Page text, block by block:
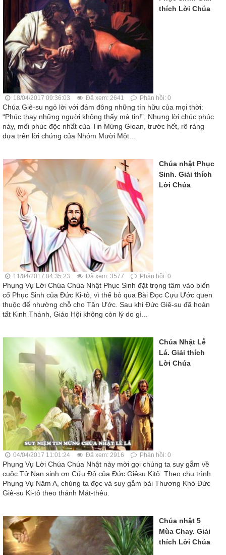
thích Lời Chúa
18/04/2017 09:36:03 Đã xem: 2641 Phản hồi: 0
Chúa Giê-su ngỏ lời với đám đông những tín hữu của mọi thời:
“Phúc thay những người không thấy mà tin!”. Nhưng lời chúc phúc
này, mối phúc độc nhất của Tin Mừng Gioan, trước hết, rõ ràng
dựa trên lời chứng của Nhóm Mười Một...
Chúa nhật Phục
Sinh. Giải thích
Lời Chúa
11/04/2017 04:35:23 Đã xem: 3577 Phản hồi: 0
Phụng Vụ Lời Chúa Chúa Nhật Phục Sinh đặt trọng tâm vào biến
cố Phục Sinh của Đức Ki-tô, vì thế bỏ qua Bài Đọc Cựu Ước quen
thuộc để nhường chỗ cho Tân Ước. Sau khi Đức Giê-su đã hoàn
tất Kinh Thánh, Giáo Hội không còn lý do gì...
Chúa Nhật Lễ
Lá. Giải thích
Lời Chúa
04/04/2017 11:01:24 Đã xem: 2916 Phản hồi: 0
Phụng Vụ Lời Chúa Chúa Nhật này mời gọi chúng ta suy gẫm về
cuộc Tử Nạn sinh ơn Cứu Độ của Đức Giêsu Kitô. Theo chu trình
Phụng Vụ Năm A, chúng ta đọc và suy gẫm bài Thương Khó Đức
Giê-su Ki-tô theo thánh Mát-thêu.
Chúa nhật 5
Mùa Chay. Giải
thích Lời Chúa